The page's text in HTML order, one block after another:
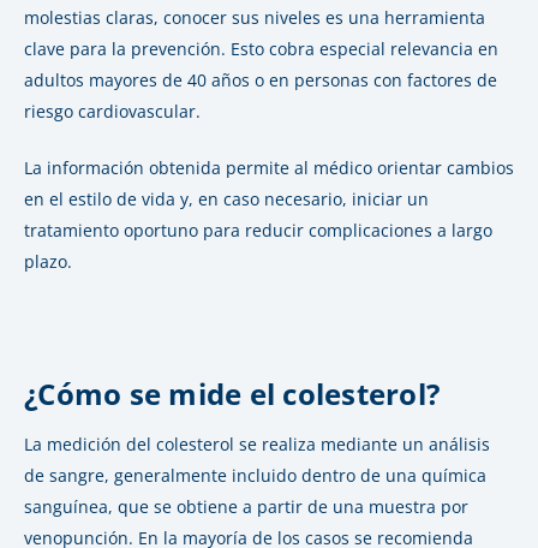
molestias claras, conocer sus niveles es una herramienta
clave para la prevención. Esto cobra especial relevancia en
adultos mayores de 40 años o en personas con factores de
riesgo cardiovascular.
La información obtenida permite al médico orientar cambios
en el estilo de vida y, en caso necesario, iniciar un
tratamiento oportuno para reducir complicaciones a largo
plazo.
¿Cómo se mide el colesterol?
La medición del colesterol se realiza mediante un análisis
de sangre, generalmente incluido dentro de una química
sanguínea, que se obtiene a partir de una muestra por
venopunción. En la mayoría de los casos se recomienda